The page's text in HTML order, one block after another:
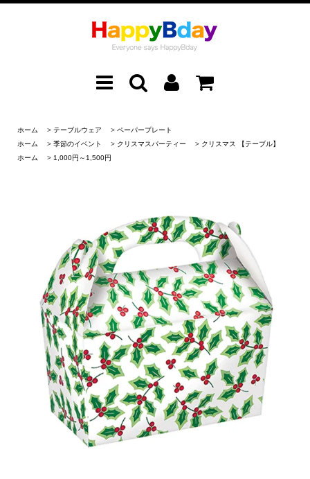
ホーム > テーブルウェア > ペーパープレート
ホーム
> 季節のイベント > クリスマスパーティー > クリスマス 【テーブル】
ホーム
> 1,000円～1,500円